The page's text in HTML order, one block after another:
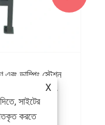
এবং ডাম্পিং স্টেশন
নিরাপত্তা উন্নত
X
সাইটের
করতে